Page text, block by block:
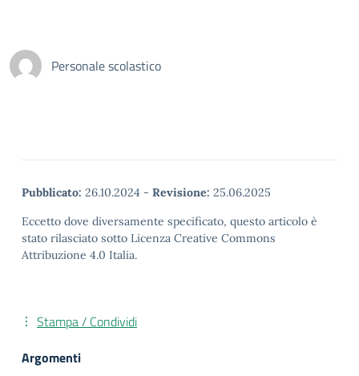
Personale scolastico
Pubblicato: 26.10.2024 - Revisione: 25.06.2025
Eccetto dove diversamente specificato, questo articolo è
stato rilasciato sotto Licenza Creative Commons
Attribuzione 4.0 Italia.
Stampa / Condividi
Argomenti